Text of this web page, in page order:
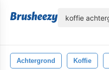
Achtergrond Koffie